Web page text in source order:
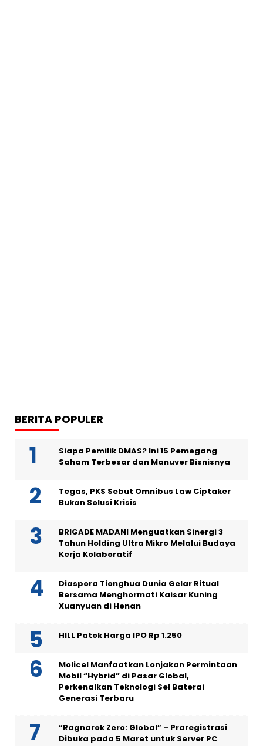
BERITA POPULER
Siapa Pemilik DMAS? Ini 15 Pemegang
Saham Terbesar dan Manuver Bisnisnya
Tegas, PKS Sebut Omnibus Law Ciptaker
Bukan Solusi Krisis
BRIGADE MADANI Menguatkan Sinergi 3
Tahun Holding Ultra Mikro Melalui Budaya
Kerja Kolaboratif
Diaspora Tionghua Dunia Gelar Ritual
Bersama Menghormati Kaisar Kuning
Xuanyuan di Henan
HILL Patok Harga IPO Rp 1.250
Molicel Manfaatkan Lonjakan Permintaan
Mobil “Hybrid” di Pasar Global,
Perkenalkan Teknologi Sel Baterai
Generasi Terbaru
“Ragnarok Zero: Global” – Praregistrasi
Dibuka pada 5 Maret untuk Server PC